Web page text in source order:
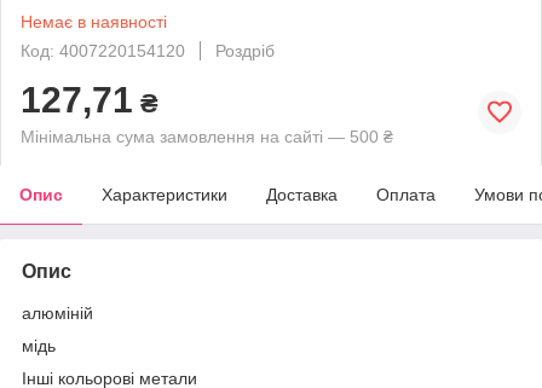
Немає в наявності
Код: 4007220154120
Роздріб
127,71 ₴
Мінімальна сума замовлення на сайті — 500 ₴
Опис Характеристики Доставка Оплата Умови
Опис
алюміній
мідь
Інші кольорові метали